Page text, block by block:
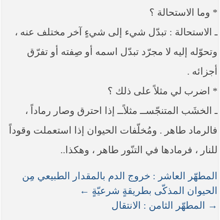
(14/06/2014) -----
ما ورد في خطبة الجمعة لممثل المرجعية الدينية العليا
في كربلاء المقدسة فضيلة العلاّمة الشيخ عبد المهدي
) بعد سيطرة (داعش) على مناطق واسعة في محافظتي
المحافظات
بيان صادر من مكتب سماحة السيد السيستاني -دام ظلّه
- في النجف الأشرف حول التطورات الأمنية الأخيرة في
محافظة نينوى
* وما الاستحالة ؟
ـ الاستحالة : تبدّل شيء إلى شيءٍ آخر مختلف عنه ،
وتحوّله إليه لا مجرّد تبدّل اسمه أو صِفته أو تفرّق
أجزائه .
* اضرب لي مثلاً على ذلك ؟
ـ الخشَب المتنجّســ مثلاًــ إذا احترق وصار رماداً ،
فالرماد طاهر . ومُخلّفات الحيوان إذا استعملت وقوداً
للنار ، فرمادها في التنّور طاهر ، وهكذا..
المطهّر العاشر : خروج الدم بالمقدار الطبيعي مِن
الحيوان المذكّى بطريقةٍ شرعيّةٍ ←
→ المطهّر الثامن : الانتقال